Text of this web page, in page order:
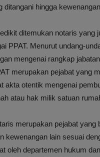
ditangani hingga
ditemukan notaris yang
PPAT. Menurut undang-
mengenai rangkap
merupakan pejabat yang
akta otentik mengenai
atau hak milik satuan
merupakan pejabat yang
kewenangan lain sesuai
oleh departemen hukum